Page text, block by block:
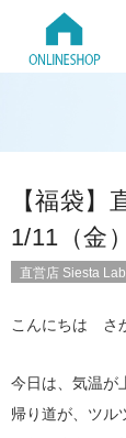
【福袋
1/11（金
直営店 Siesta
こんにちは さ
今日は、気温が
帰り道が、ツル